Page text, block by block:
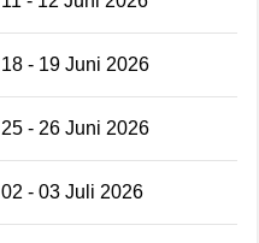
18 - 19 Juni 2026
25 - 26 Juni 2026
02 - 03 Juli 2026